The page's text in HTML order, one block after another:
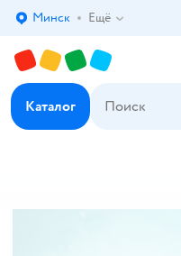
Выбор адреса доставки.
Минск Ещё
Каталог